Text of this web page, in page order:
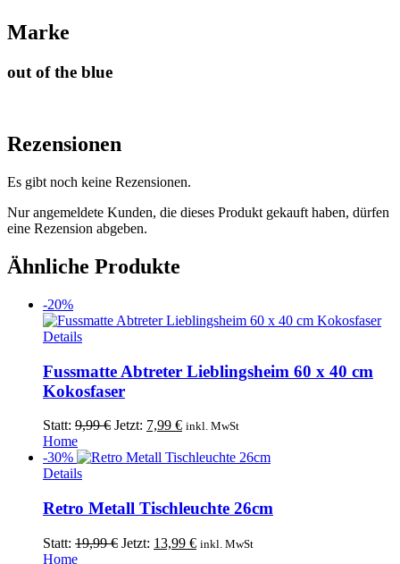
Marke
out of the blue
Rezensionen
Es gibt noch keine Rezensionen.
Nur angemeldete Kunden, die dieses Produkt gekauft haben, dürfen
eine Rezension abgeben.
Ähnliche Produkte
-20%
Details
Fussmatte Abtreter Lieblingsheim 60 x 40 cm
Kokosfaser
Statt: 9,99€ Ursprünglicher
war:
Jetzt: 7,99 €Aktueller
ist:
inkl. MwSt
Home
-30%
DetailsDieses
weist
mehrere
Varianten
auf.
Retro Metall Tischleuchte 26cm
Statt: 19,99€ Ursprünglicher
Jetzt: 13,99 €Aktueller
inkl. MwSt
Home